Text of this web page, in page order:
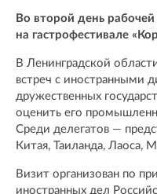
Во второй день
на гастрофестивале
В Ленинградской
встреч с иностранными
дружественных
оценить его
Среди делегатов —
Китая, Таиланда, Лаоса,
Визит организован по
иностранных дел